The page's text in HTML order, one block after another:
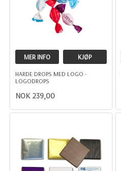
MER INFO KJØP
HARDE DROPS MED LOGO -
LOGODROPS
NOK 239,00